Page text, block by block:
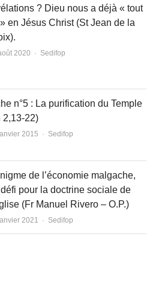
? Dieu nous a déjà « tout
en Jésus Christ (St Jean de la
2020 Author
Sedifop
n°5 : La purification du Temple
2,13-22)
2015 Author
Sedifop
de l’économie malgache,
pour la doctrine sociale de
(Fr Manuel Rivero – O.P.)
2021 Author
Sedifop